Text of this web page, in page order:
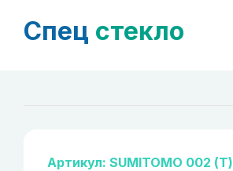
Спец стекло
Артикул: SUMITOMO 002 (Т)